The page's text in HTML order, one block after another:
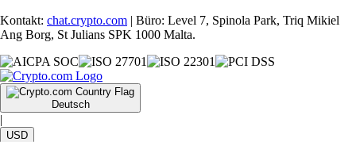
Kontakt: chat.crypto.com | Büro: Level 7, Spinola Park, Triq Mikiel
Ang Borg, St Julians SPK 1000 Malta.
Deutsch
|
USD